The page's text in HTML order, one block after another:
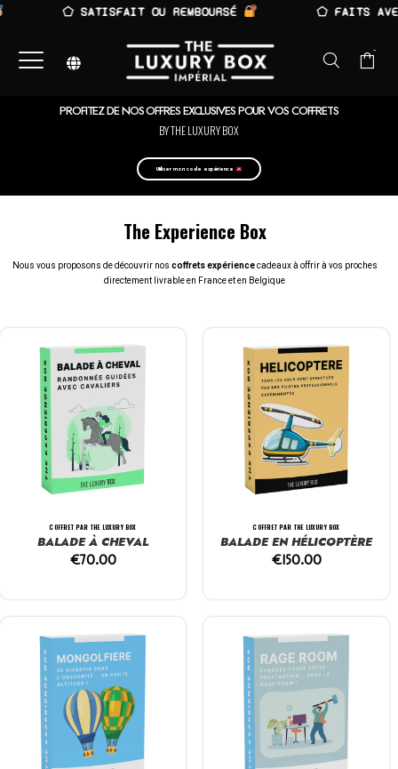
⬠ SATISFAIT OU REMBOURSÉ ⬠ FAITS AVEC
-
PROFITEZ DE NOS OFFRES EXCLUSIVES POUR VOS COFFRETS
BY THE LUXURY BOX
Utiliser mon code expérience
The Experience Box
Nous vous proposons de découvrir nos coffrets expériencecadeaux à offrir à vos proches
directement livrable en France et en Belgique
COFFRET PAR THE LUXURY BOX
BALADE À CHEVAL
€70.00
COFFRET PAR THE LUXURY BOX
BALADE EN HÉLICOPTÈRE
€150.00